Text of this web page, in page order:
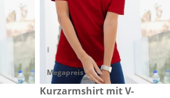
Megapreis
CHF 13.-
Kurzarmshirt mit V-